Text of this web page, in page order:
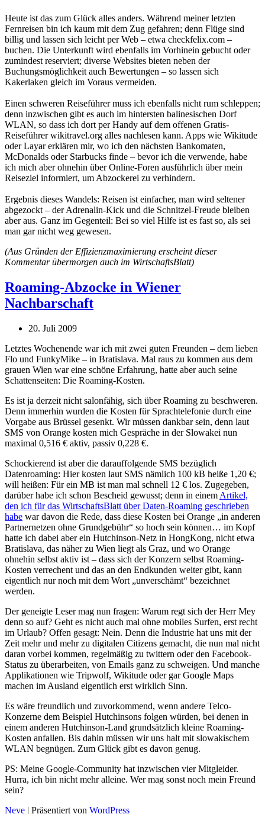
Heute ist das zum Glück alles anders. Während meiner letzten
Fernreisen bin ich kaum mit dem Zug gefahren; denn Flüge sind
billig und lassen sich leicht per Web – etwa checkfelix.com –
buchen. Die Unterkunft wird ebenfalls im Vorhinein gebucht oder
zumindest reserviert; diverse Websites bieten neben der
Buchungsmöglichkeit auch Bewertungen – so lassen sich
Kakerlaken gleich im Voraus vermeiden.
Einen schweren Reiseführer muss ich ebenfalls nicht rum schleppen;
denn inzwischen gibt es auch im hintersten balinesischen Dorf
WLAN, so dass ich dort per Handy auf dem offenen Gratis-
Reiseführer wikitravel.org alles nachlesen kann. Apps wie Wikitude
oder Layar erklären mir, wo ich den nächsten Bankomaten,
McDonalds oder Starbucks finde – bevor ich die verwende, habe
ich mich aber ohnehin über Online-Foren ausführlich über mein
Reiseziel informiert, um Abzockerei zu verhindern.
Ergebnis dieses Wandels: Reisen ist einfacher, man wird seltener
abgezockt – der Adrenalin-Kick und die Schnitzel-Freude bleiben
aber aus. Ganz im Gegenteil: Bei so viel Hilfe ist es fast so, als sei
man gar nicht weg gewesen.
(Aus Gründen der Effizienzmaximierung erscheint dieser
Kommentar übermorgen auch im WirtschaftsBlatt)
Roaming-Abzocke in Wiener
Nachbarschaft
20. Juli 2009
Letztes Wochenende war ich mit zwei guten Freunden – dem lieben
Flo und FunkyMike – in Bratislava. Mal raus zu kommen aus dem
grauen Wien war eine schöne Erfahrung, hatte aber auch seine
Schattenseiten: Die Roaming-Kosten.
Es ist ja derzeit nicht salonfähig, sich über Roaming zu beschweren.
Denn immerhin wurden die Kosten für Sprachtelefonie durch eine
Vorgabe aus Brüssel gesenkt. Wir müssen dankbar sein, denn laut
SMS von Orange kosten mich Gespräche in der Slowakei nun
maximal 0,516 € aktiv, passiv 0,228 €.
Schockierend ist aber die darauffolgende SMS bezüglich
Datenroaming: Hier kosten laut SMS nämlich 100 kB heiße 1,20 €;
will heißen: Für ein MB ist man mal schnell 12 € los. Zugegeben,
darüber habe ich schon Bescheid gewusst; denn in einem Artikel,
den ich für das WirtschaftsBlatt über Daten-Roaming geschrieben
habe war davon die Rede, dass diese Kosten bei Orange „in anderen
Partnernetzen ohne Grundgebühr“ so hoch sein können… im Kopf
hatte ich dabei aber ein Hutchinson-Netz in HongKong, nicht etwa
Bratislava, das näher zu Wien liegt als Graz, und wo Orange
ohnehin selbst aktiv ist – dass sich der Konzern selbst Roaming-
Kosten verrechent und das an den Endkunden weiter gibt, kann
eigentlich nur noch mit dem Wort „unverschämt“ bezeichnet
werden.
Der geneigte Leser mag nun fragen: Warum regt sich der Herr Mey
denn so auf? Geht es nicht auch mal ohne mobiles Surfen, erst recht
im Urlaub? Offen gesagt: Nein. Denn die Industrie hat uns mit der
Zeit mehr und mehr zu digitalen Citizens gemacht, die nun mal nicht
daran vorbei kommen, regelmäßig zu twittern oder den Facebook-
Status zu überarbeiten, von Emails ganz zu schweigen. Und manche
Applikationen wie Tripwolf, Wikitude oder gar Google Maps
machen im Ausland eigentlich erst wirklich Sinn.
Es wäre freundlich und zuvorkommend, wenn andere Telco-
Konzerne dem Beispiel Hutchinsons folgen würden, bei denen in
einem anderen Hutchinson-Land grundsätzlich kleine Roaming-
Kosten anfallen. Bis dahin müssen wir uns halt mit slowakischem
WLAN begnügen. Zum Glück gibt es davon genug.
PS: Meine Google-Community hat inzwischen vier Mitgleider.
Hurra, ich bin nicht mehr alleine. Wer mag sonst noch mein Freund
sein?
Neve | Präsentiert von WordPress